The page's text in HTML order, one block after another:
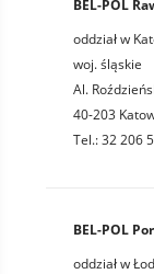
BEL-POL
oddział w
woj. śląskie
Al.
40-203
Tel.: 32 206
BEL-POL
oddział w